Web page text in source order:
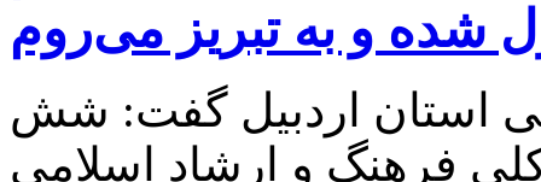
شده و به تبریز می‌روم
استان اردبیل گفت: شش
فرهنگ و ارشاد اسلامی